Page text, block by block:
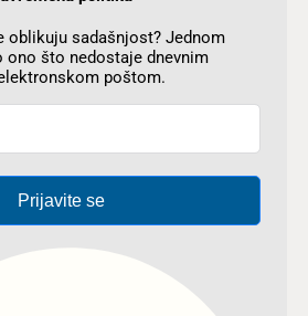
oblikuju sadašnjost? Jednom
ono što nedostaje dnevnim
poštom.
Prijavite se